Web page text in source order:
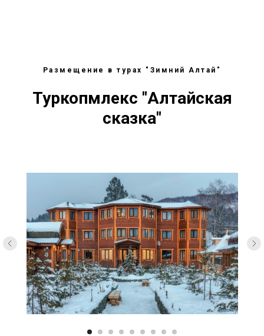
Размещение в турах "Зимний Алтай"
Туркопмлекс "Алтайская
сказка"